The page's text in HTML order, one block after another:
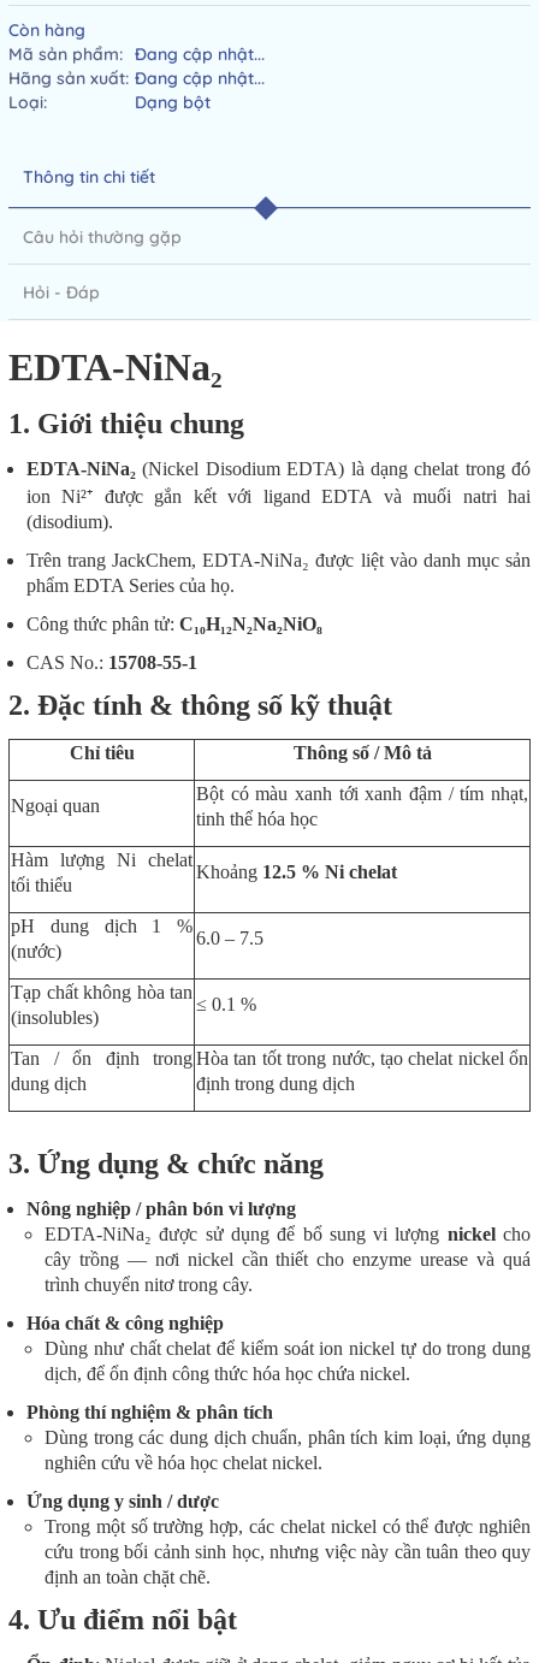
Còn hàng
Mã sản phẩm: Đang cập nhật...
Hãng sản xuất: Đang cập nhật...
Loại:
Dạng bột
Thông tin chi tiết
Câu hỏi thường gặp
Hỏi - Đáp
EDTA-NiNa₂
1. Giới thiệu chung
EDTA-NiNa₂ (Nickel Disodium EDTA) là dạng chelat trong đó
ion Ni²⁺ được gắn kết với ligand EDTA và muối natri hai
(disodium).
Trên trang JackChem, EDTA-NiNa₂ được liệt vào danh mục sản
phẩm EDTA Series của họ.
Công thức phân tử: C₁₀H₁₂N₂Na₂NiO₈
CAS No.: 15708-55-1
2. Đặc tính & thông số kỹ thuật
Chỉ tiêu Thông số / Mô tả
Ngoại quan
Bột có màu xanh tới xanh đậm / tím nhạt,
tinh thể hóa học
Hàm lượng Ni chelat
tối thiểu
Khoảng 12.5 % Ni chelat
pH dung dịch 1 %
(nước)
6.0 – 7.5
Tạp chất không hòa tan
(insolubles)
≤ 0.1 %
Tan / ổn định trong
dung dịch
Hòa tan tốt trong nước, tạo chelat nickel ổn
định trong dung dịch
3. Ứng dụng & chức năng
Nông nghiệp / phân bón vi lượng
EDTA-NiNa₂ được sử dụng để bổ sung vi lượng nickelcho
cây trồng — nơi nickel cần thiết cho enzyme urease và quá
trình chuyển nitơ trong cây.
Hóa chất & công nghiệp
Dùng như chất chelat để kiểm soát ion nickel tự do trong dung
dịch, để ổn định công thức hóa học chứa nickel.
Phòng thí nghiệm & phân tích
Dùng trong các dung dịch chuẩn, phân tích kim loại, ứng dụng
nghiên cứu về hóa học chelat nickel.
Ứng dụng y sinh / dược
Trong một số trường hợp, các chelat nickel có thể được nghiên
cứu trong bối cảnh sinh học, nhưng việc này cần tuân theo quy
định an toàn chặt chẽ.
4. Ưu điểm nổi bật